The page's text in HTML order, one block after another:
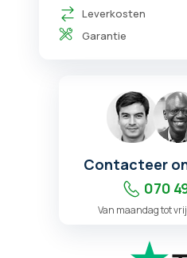
Leverkosten
Garantie
Contacteer
070
Van maandag tot